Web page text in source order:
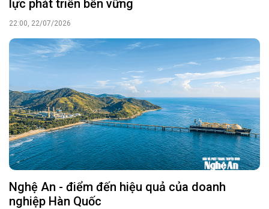
lực phát triển bền vững
22:00, 22/07/2026
Nghệ An - điểm đến hiệu quả của doanh
nghiệp Hàn Quốc